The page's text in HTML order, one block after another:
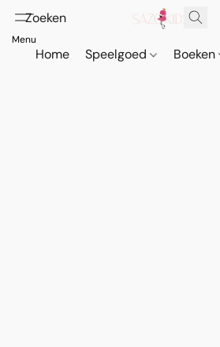
Home Speelgoed Boeken